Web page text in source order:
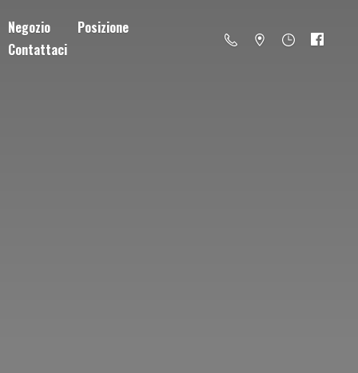
Negozio
Posizione
Contattaci